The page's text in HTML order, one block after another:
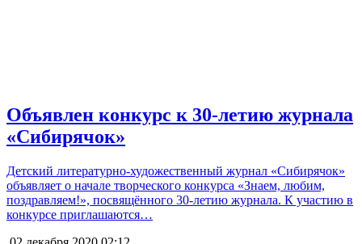
Объявлен конкурс к 30-летию журнала
«Сибирячок»
Детский литературно-художественный журнал «Сибирячок»
объявляет о начале творческого конкурса «Знаем, любим,
поздравляем!», посвящённого 30-летию журнала. К участию в
конкурсе приглашаются…